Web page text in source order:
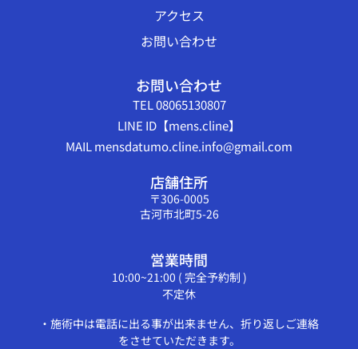
アクセス
お問い合わせ
お問い合わせ
TEL 08065130807
LINE ID【mens.cline】
MAIL mensdatumo.cline.info@gmail.com
店舗住所
〒306-0005
古河市北町5-26
営業時間
10:00~21:00 ( 完全予約制 )
不定休
・施術中は電話に出る事が出来ません、折り返しご連絡
をさせていただきます。